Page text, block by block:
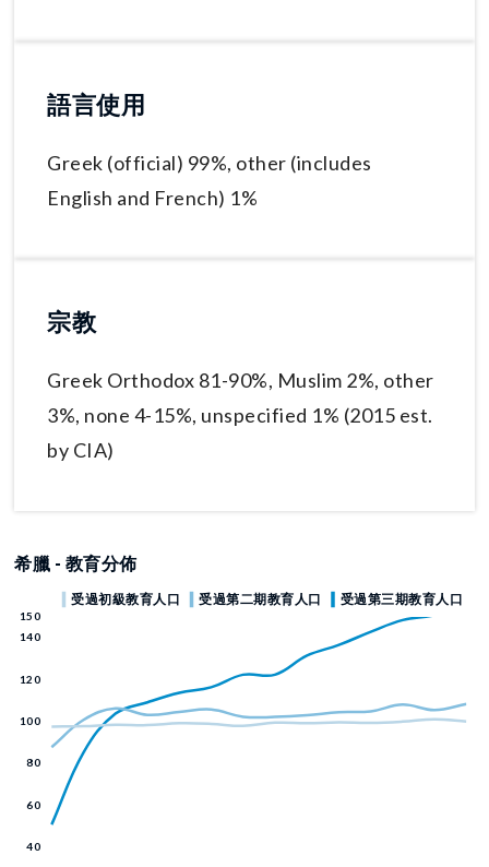
語言使用
Greek (official) 99%, other (includes
English and French) 1%
宗教
Greek Orthodox 81-90%, Muslim 2%, other
3%, none 4-15%, unspecified 1% (2015 est.
by CIA)
希臘 - 教育分佈